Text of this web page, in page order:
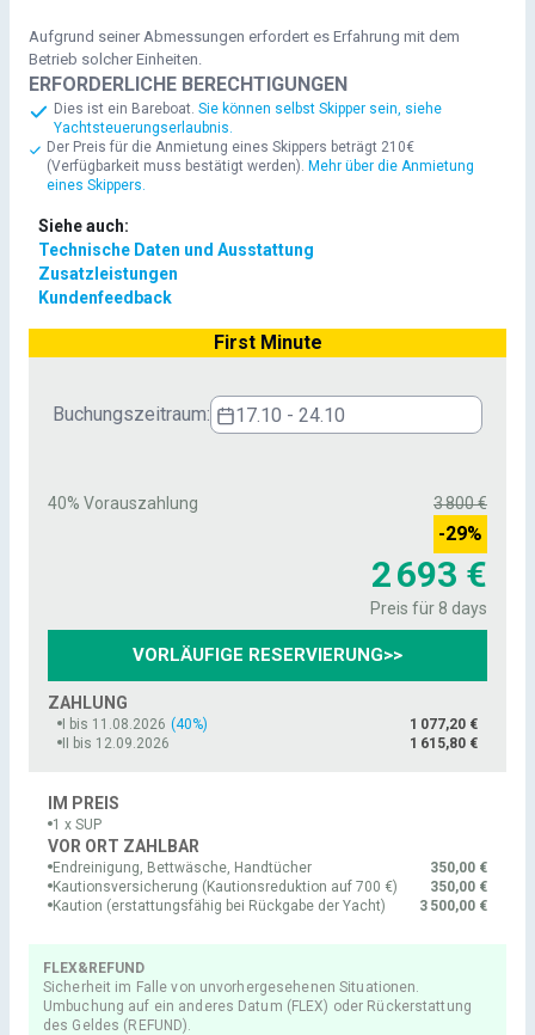
Aufgrund seiner Abmessungen erfordert es Erfahrung mit dem
Betrieb solcher Einheiten.
ERFORDERLICHE BERECHTIGUNGEN
Dies ist ein Bareboat.Sie können selbst Skipper sein, siehe
Yachtsteuerungserlaubnis.
Der Preis für die Anmietung eines Skippers beträgt 210€
(Verfügbarkeit muss bestätigt werden). Mehr über die Anmietung
eines Skippers.
Siehe auch:
Technische Daten und Ausstattung
Zusatzleistungen
Kundenfeedback
First Minute
Buchungszeitraum: 17.10 - 24.10
40% Vorauszahlung 3 800 €
-29%
2 693 €
Preis für 8 days
VORLÄUFIGE RESERVIERUNG>>
ZAHLUNG
I bis 11.08.2026 (40%)
1 077,20 €
II bis 12.09.2026
1 615,80 €
IM PREIS
1 x SUP
VOR ORT ZAHLBAR
Endreinigung, Bettwäsche, Handtücher
350,00 €
Kautionsversicherung (Kautionsreduktion auf 700 €)
350,00 €
Kaution (erstattungsfähig bei Rückgabe der Yacht)
3 500,00 €
FLEX&REFUND
Sicherheit im Falle von unvorhergesehenen Situationen.
Umbuchung auf ein anderes Datum (FLEX) oder Rückerstattung
des Geldes (REFUND).